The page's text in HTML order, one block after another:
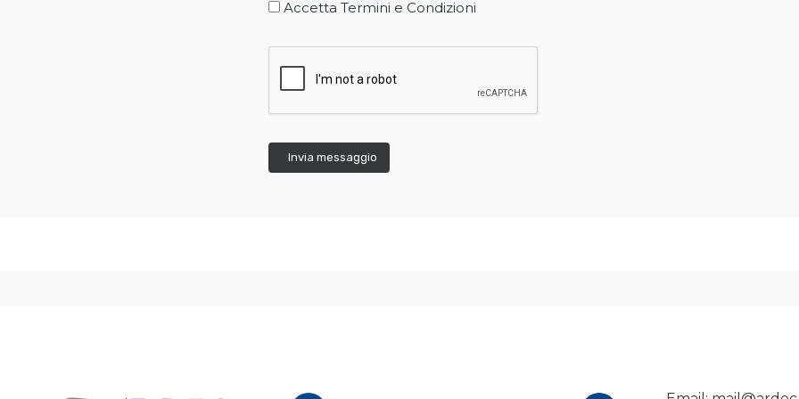
Accetta Termini e Condizioni
Invia messaggio